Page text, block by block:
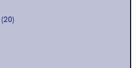
(20)